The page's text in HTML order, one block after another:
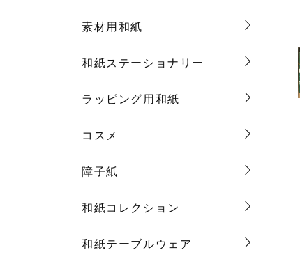
素材用和紙
和紙ステーショナリー
ラッピング用和紙
コスメ
障子紙
和紙コレクション
和紙テーブルウェア